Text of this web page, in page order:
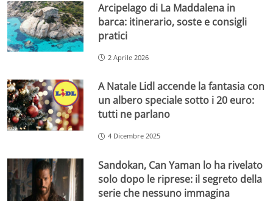
Arcipelago di La Maddalena in
barca: itinerario, soste e consigli
pratici
2 Aprile 2026
A Natale Lidl accende la fantasia con
un albero speciale sotto i 20 euro:
tutti ne parlano
4 Dicembre 2025
Sandokan, Can Yaman lo ha rivelato
solo dopo le riprese: il segreto della
serie che nessuno immagina